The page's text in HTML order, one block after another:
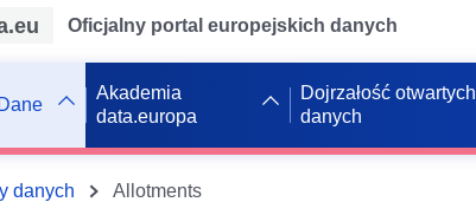
Oficjalny portal europejskich danych
Dane
Akademia
data.europa
Dojrzałość otwartych
danych
danych Allotments